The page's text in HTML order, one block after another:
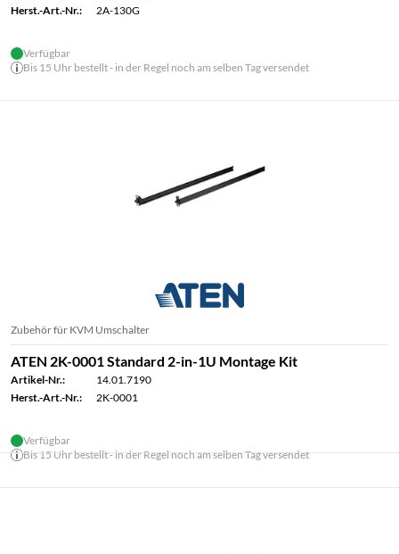
Herst.-Art.-Nr.:
2A-130G
Verfügbar
Bis 15 Uhr bestellt - in der Regel noch am selben Tag versendet
Zubehör für KVM Umschalter
ATEN 2K-0001 Standard 2-in-1U Montage Kit
Artikel-Nr.:
14.01.7190
Herst.-Art.-Nr.:
2K-0001
Verfügbar
Bis 15 Uhr bestellt - in der Regel noch am selben Tag versendet